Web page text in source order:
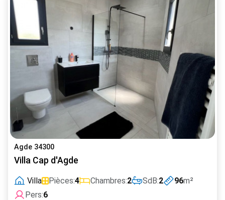
Agde 34300
Villa Cap d'Agde
Villa Pièces:4 Chambres:2 SdB:2 96m²
Pers:6